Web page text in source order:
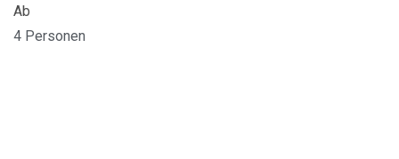
Ab
4 Personen